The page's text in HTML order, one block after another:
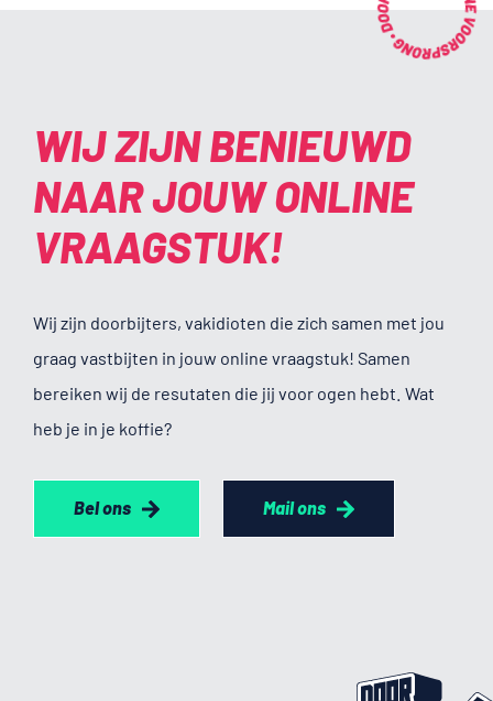
WIJ ZIJN BENIEUWD
NAAR JOUW ONLINE
VRAAG­STUK!
Wij zijn doorbijters, vakidioten die zich samen met jou
graag vastbijten in jouw online vraagstuk! Samen
bereiken wij de resutaten die jij voor ogen hebt. Wat
heb je in je koffie?
Bel ons Mail ons